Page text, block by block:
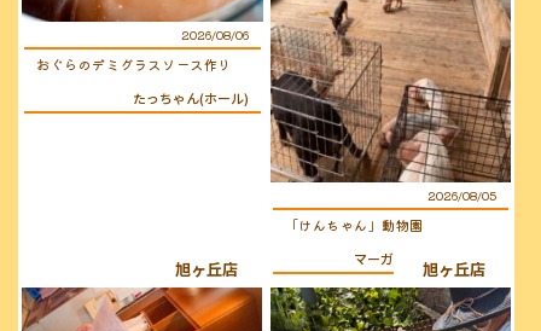
2026/08/06
おぐらのデミグラスソース作り
たっちゃん(ホール)
2026/08/05
「けんちゃん」動物園
マーガレット(キッチン)
旭ヶ丘店 旭ヶ丘店